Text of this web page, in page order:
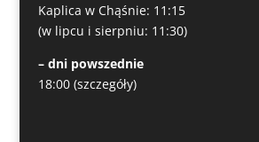
Kaplica w Chąśnie: 11:15
(w lipcu i sierpniu: 11:30)
– dni powszednie
18:00 (szczegóły)